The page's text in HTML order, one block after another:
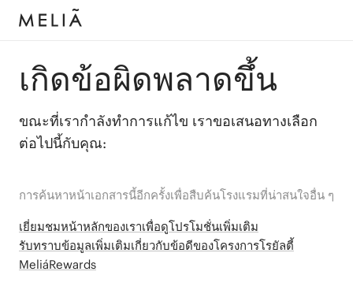
เกิดข้อผิดพลาดขึ้น
ขณะที่เรากำลังทำการแก้ไข เราขอเสนอทางเลือก
ต่อไปนี้กับคุณ:
การค้นหาหน้าเอกสารนี้อีกครั้งเพื่อสืบค้นโรงแรมที่น่าสนใจอื่น ๆ
เยี่ยมชมหน้าหลักของเราเพื่อดูโปรโมชั่นเพิ่มเติม
รับทราบข้อมูลเพิ่มเติมเกี่ยวกับข้อดีของโครงการโรยัลตี้
MeliáRewards